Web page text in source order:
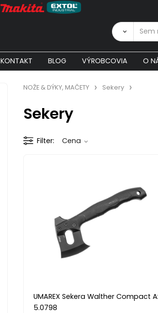
KONTAKT BLOG VÝROBCOVIA O
NOŽE & DÝKY, MAČETY Sekery
Sekery
Filter Cena
UMAREX Sekera Walther Compact
5.0798